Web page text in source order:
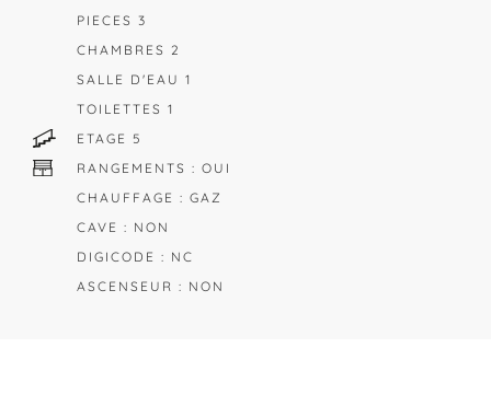
PIECES 3
CHAMBRES 2
SALLE D'EAU 1
TOILETTES 1
ETAGE 5
RANGEMENTS : OUI
CHAUFFAGE : GAZ
CAVE : NON
DIGICODE : NC
ASCENSEUR : NON